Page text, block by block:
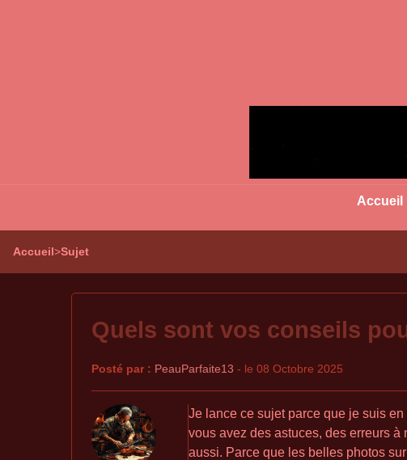
Accueil
Accueil>Sujet
Quels sont vos conseils
Posté par : PeauParfaite13 - le 08 Octobre 2025
Je lance ce sujet parce que je suis
vous avez des astuces, des erreurs
aussi. Parce que les belles photos